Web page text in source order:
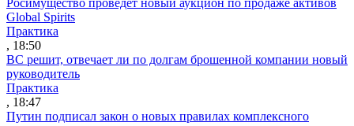
Global Spirits
Практика
, 18:50
ВС решит, отвечает ли по долгам брошенной компании новый
руководитель
Практика
, 18:47
Путин подписал закон о новых правилах комплексного